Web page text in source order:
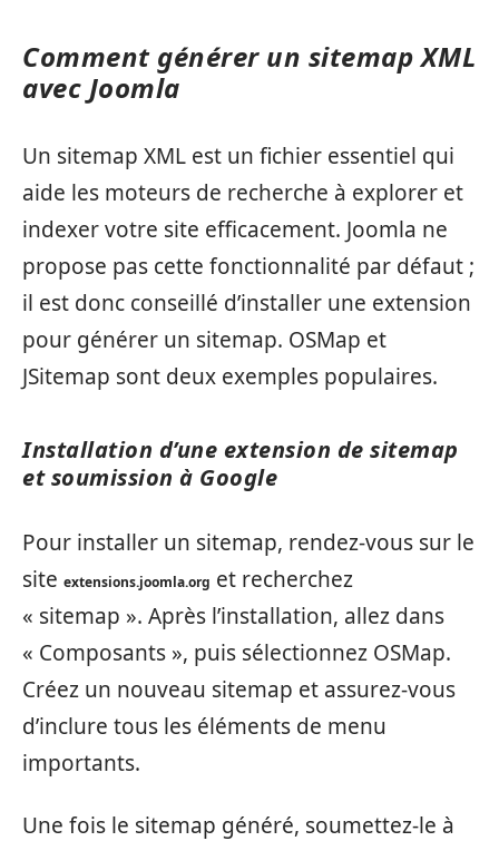
Comment générer un sitemap XML
avec Joomla
Un sitemap XML est un fichier essentiel qui
aide les moteurs de recherche à explorer et
indexer votre site efficacement. Joomla ne
propose pas cette fonctionnalité par défaut ;
il est donc conseillé d’installer une extension
pour générer un sitemap. OSMap et
JSitemap sont deux exemples populaires.
Installation d’une extension de sitemap
et soumission à Google
Pour installer un sitemap, rendez-vous sur le
site extensions.joomla.org et recherchez
« sitemap ». Après l’installation, allez dans
« Composants », puis sélectionnez OSMap.
Créez un nouveau sitemap et assurez-vous
d’inclure tous les éléments de menu
importants.
Une fois le sitemap généré, soumettez-le à